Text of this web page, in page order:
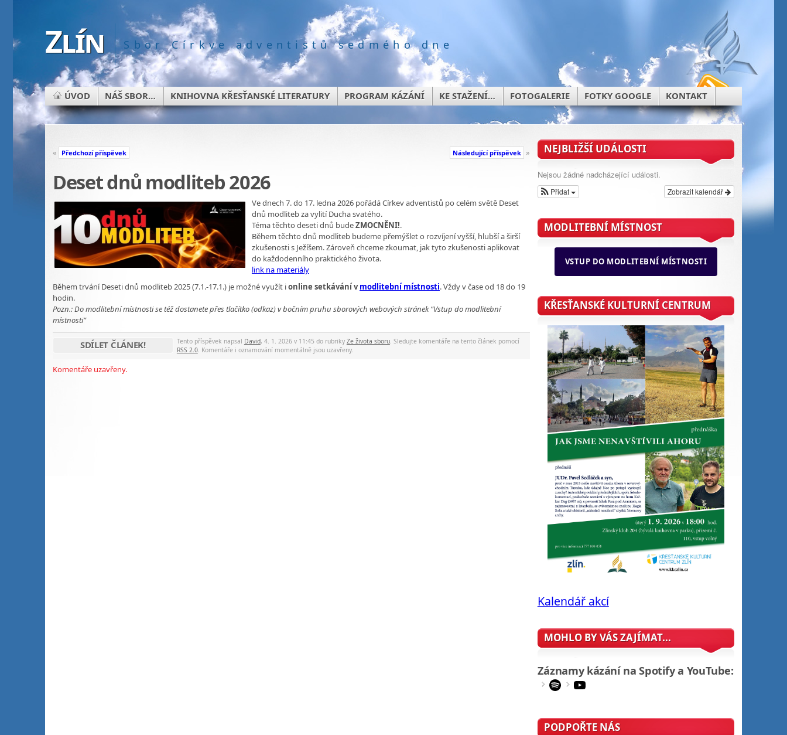
Zlín Sbor Církve adventistů sedmého dne
ÚVOD NÁŠ SBOR… KNIHOVNA KŘESŤANSKÉ LITERATURY PROGRAM KÁZÁNÍ KE STAŽENÍ… FOTOGALERIE FOTKY GOOGLE KONTAKT
« Předchozí příspěvek Následující příspěvek »
Deset dnů modliteb 2026
Ve dnech 7. do 17. ledna 2026 pořádáCírkev adventistů po celém světě Deset
dnů modliteb za vylití Ducha svatého.
Téma těchto deseti dnů budeZMOCNĚNI!.
Během těchto dnů modliteb budeme přemýšlet o rozvíjení vyšší, hlubší a širší
zkušenosti s Ježíšem. Zároveň chceme zkoumat, jak tyto zkušenosti aplikovat
do každodenního praktického života.
link na materiály
Během trvání Deseti dnů modliteb 2025 (7.1.-17.1.) je možné využít ionline setkávání vmodlitební místnosti. Vždy v čase od 18 do 19
hodin.
Pozn.: Do modlitební místnosti se též dostanete přes tlačítko (odkaz) v bočním pruhu sborových webových stránek “Vstup do modlitební
místnosti”
SDÍLET ČLÁNEK! Tento příspěvek napsal David, 4. 1. 2026 v 11:45 do rubriky Ze života sboru. Sledujte komentáře na tento článek pomocí
RSS 2.0. Komentáře i oznamování momentálně jsou uzavřeny.
Komentáře uzavřeny.
NEJBLIŽŠÍ UDÁLOSTI
Nejsou žádné nadcházející události.
Zobrazit kalendář
Přidat
MODLITEBNÍ MÍSTNOST
VSTUP DO MODLITEBNÍ MÍSTNOSTI
KŘESŤANSKÉ KULTURNÍ CENTRUM
Kalendář akcí
MOHLO BY VÁS ZAJÍMAT...
Záznamy kázání na Spotify a YouTube:
Spotify
PODPOŘTE NÁS